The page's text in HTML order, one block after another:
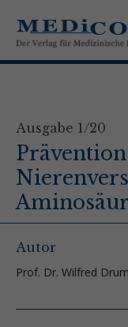
Ausgabe 1/20
Autor
Prof. Dr. Wilfred